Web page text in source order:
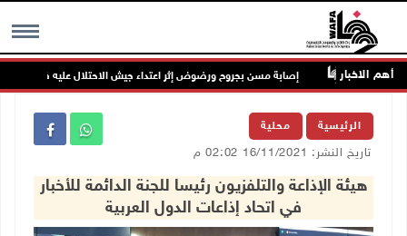
MENU أهم الاخبار إصابة مسن بجروح ورضوض إثر اعتداء جيش الاحتلال عليه في ترمسعيا
الرئيسية محلية
تاريخ النشر: 16/11/2021 02:02 م
هيئة الإذاعة والتلفزيون رئيسا للجنة الدائمة للأخبار
في اتحاد إذاعات الدول العربية